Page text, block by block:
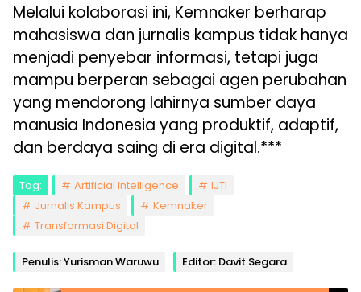
Melalui kolaborasi ini, Kemnaker berharap
mahasiswa dan jurnalis kampus tidak hanya
menjadi penyebar informasi, tetapi juga
mampu berperan sebagai agen perubahan
yang mendorong lahirnya sumber daya
manusia Indonesia yang produktif, adaptif,
dan berdaya saing di era digital.***
Tag: Artificial Intelligence
IJTI
Jurnalis Kampus
Kemnaker
Transformasi Digital
Penulis: Yurisman Waruwu Editor: Davit Segara